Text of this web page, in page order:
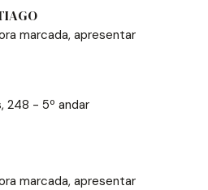
marcada, apresentar
248 - 5º andar
marcada, apresentar